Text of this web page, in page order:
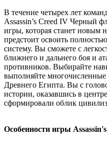
В течение четырех лет
Assassin’s Creed IV Черный
игры, которая станет новым
предстоит освоить
систему. Вы сможете с
ближнего и дальнего боя и
противников. Выбирайте
выполняйте многочисленные
Древнего Египта. Вы с
истории, оказавшись в
сформировали облик
Особенности игры